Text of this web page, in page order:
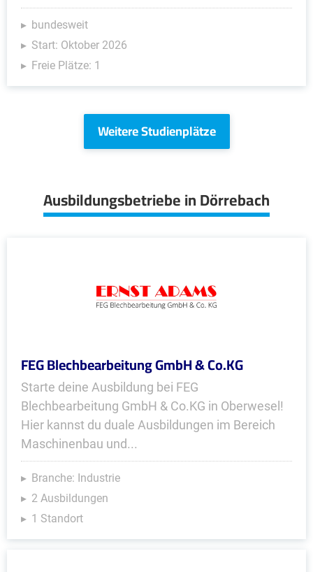
bundesweit
Start: Oktober 2026
Freie Plätze: 1
Weitere Studienplätze
Ausbildungsbetriebe in Dörrebach
FEG Blechbearbeitung GmbH & Co.KG
Starte deine Ausbildung bei FEG
Blechbearbeitung GmbH & Co.KG in Oberwesel!
Hier kannst du duale Ausbildungen im Bereich
Maschinenbau und...
Branche: Industrie
2 Ausbildungen
1 Standort